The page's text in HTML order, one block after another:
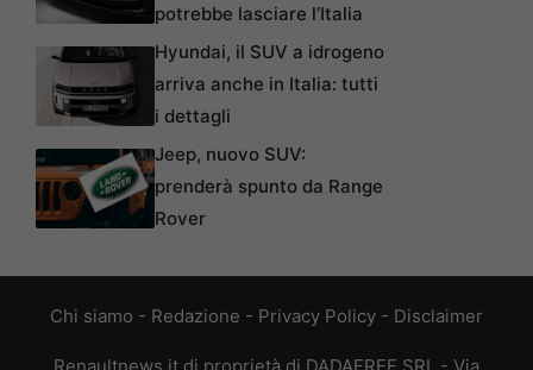
potrebbe lasciare l’Italia
Hyundai, il SUV a idrogeno
arriva anche in Italia: tutti
i dettagli
Jeep, nuovo SUV:
prenderà spunto da Range
Rover
Chi siamo - Redazione - Privacy Policy - Disclaimer